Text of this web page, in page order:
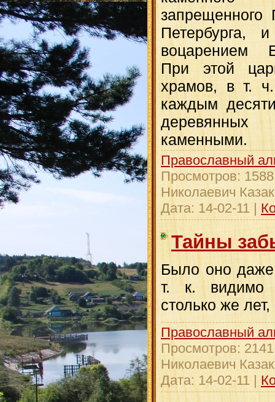
запрещенного
Петербурга,
воцарением
При этой
храмов, в т.
каждым
деревянных
каменными.
Православный
Просмотров: 1588
Николаевич
Дата: 14-02-11 |
Тайны
Было оно
т. к. видимо
столько же
Православный
Просмотров: 2141
Николаевич
Дата: 14-02-11 |